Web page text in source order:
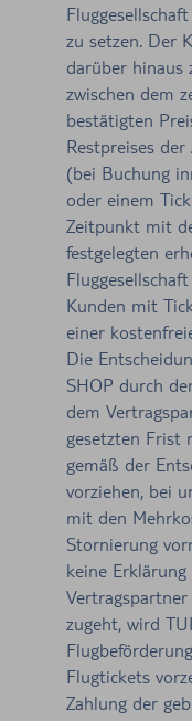
zu setzen. Der
darüber hinaus
zwischen dem
bestätigten
Restpreises
(bei Buchung
oder einem
Zeitpunkt mit
festgelegten
Kunden mit
einer
Die
SHOP durch
dem
gesetzten Frist
gemäß der
vorziehen, bei
mit den
Stornierung
keine
zugeht, wird
Flugtickets
Zahlung der